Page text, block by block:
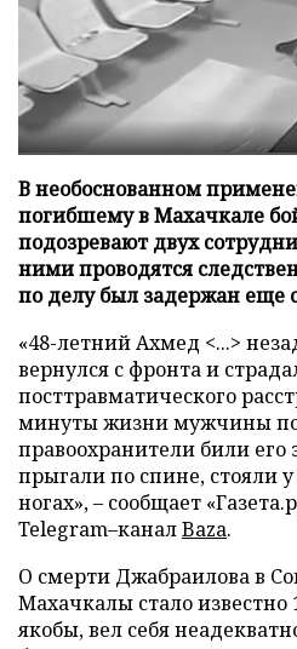
В необоснованном
погибшему в Махачкале
подозревают двух
ними проводятся
по делу был задержан еще
«48-летний Ахмед <...>
вернулся с фронта и
посттравматического
минуты жизни мужчины
правоохранители били
прыгали по спине, стояли
ногах», – сообщает
Telegram–каналBaza.
О смерти Джабраилова в
Махачкалы стало
якобы, вел себя